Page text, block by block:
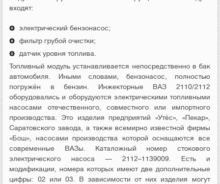
входят:
электрический бензонасос;
фильтр грубой очистки;
датчик уровня топлива.
Топливный модуль устанавливается непосредственно в бак
автомобиля. Иными словами, бензонасос, полностью
погружён в бензин. Инжекторные ВАЗ 2110/2112
оборудовались и оборудуются электрическими топливными
насосами отечественного, совместного или импортного
производства. Это изделия предприятий «Утёс», «Пекар»,
Саратовского завода, а также всемирно известной фирмы
«Бош», насосами производства которой оснащаются все
современные ВАЗы. Каталожный номер стокового
электрического насоса — 2112–1139009. Есть и
модификации, номера которых имеют две дополнительные
цифры: 02 или 03. В зависимости от них изделия могут